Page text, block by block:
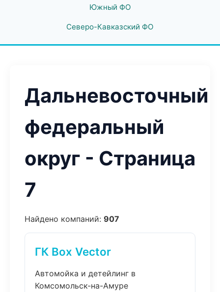
Южный ФО
Северо-Кавказский ФО
Дальневосточный
федеральный
округ - Страница
7
Найдено компаний: 907
ГК Box Vector
Автомойка и детейлинг в
Комсомольск-на-Амуре